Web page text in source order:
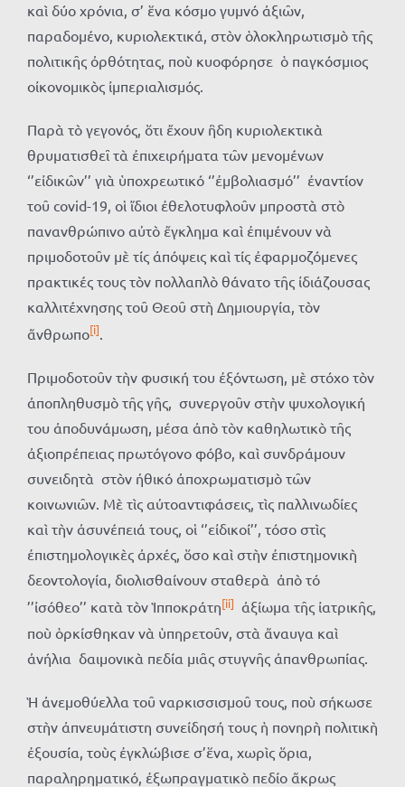
καὶ δύο χρόνια, σ’ ἕνα κόσμο γυμνό ἀξιῶν,
παραδομένο, κυριολεκτικά, στὸν ὁλοκληρωτισμὸ τῆς
πολιτικῆς ὀρθότητας, ποὺ κυοφόρησε ὁ παγκόσμιος
οἰκονομικὸς ἰμπεριαλισμός.
Παρὰ τὸ γεγονός, ὅτι ἔχουν ἢδη κυριολεκτικὰ
θρυματισθεῖ τὰ ἐπιχειρήματα τῶν μενομένων
‘’εἰδικῶν’’ γιὰ ὑποχρεωτικό ‘’ἐμβολιασμό’’ ἐναντίον
τοῦ covid-19, οἱ ἴδιοι ἐθελοτυφλοῦν μπροστὰ στὸ
πανανθρώπινο αὐτὸ ἔγκλημα καὶ ἐπιμένουν νὰ
πριμοδοτοῦν μὲ τίς ἀπόψεις καὶ τίς ἐφαρμοζόμενες
πρακτικές τους τὸν πολλαπλὸ θάνατο τῆς ἰδιάζουσας
καλλιτέχνησης τοῦ Θεοῦ στὴ Δημιουργία, τὸν
ἄνθρωπο[i].
Πριμοδοτοῦν τὴν φυσική του ἐξόντωση, μὲ στόχο τὸν
ἀποπληθυσμὸ τῆς γῆς, συνεργοῦν στὴν ψυχολογική
του ἀποδυνάμωση, μέσα ἀπὸ τὸν καθηλωτικὸ τῆς
ἀξιοπρέπειας πρωτόγονο φόβο, καὶ συνδράμουν
συνειδητὰ στὸν ἠθικό ἀποχρωματισμὸ τῶν
κοινωνιῶν. Μὲ τὶς αὐτοαντιφάσεις, τὶς παλλινωδίες
καὶ τὴν ἀσυνέπειά τους, οἱ ‘’εἰδικοί’’, τόσο στὶς
ἐπιστημολογικὲς ἀρχές, ὅσο καὶ στὴν ἐπιστημονικὴ
δεοντολογία, διολισθαίνουν σταθερὰ ἀπὸ τό
’’ἰσόθεο’’ κατὰ τὸν Ἱπποκράτη[ii] ἀξίωμα τῆς ἰατρικῆς,
ποὺ ὁρκίσθηκαν νὰ ὑπηρετοῦν, στὰ ἄναυγα καὶ
ἀνήλια δαιμονικὰ πεδία μιᾶς στυγνῆς ἀπανθρωπίας.
Ἡ ἀνεμοθύελλα τοῦ ναρκισσισμοῦ τους, ποὺ σήκωσε
στὴν ἀπνευμάτιστη συνείδησή τους ἡ πονηρὴ πολιτικὴ
ἐξουσία, τοὺς ἐγκλώβισε σ’ἕνα, χωρὶς ὅρια,
παραληρηματικό, ἐξωπραγματικὸ πεδίο ἄκρως